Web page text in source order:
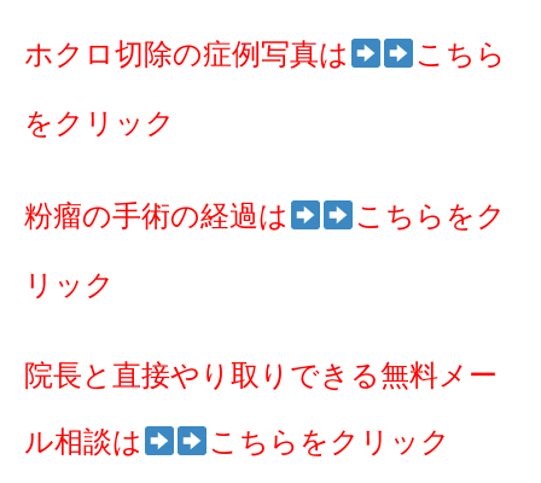
ホクロ切除の症例写真は こちら
をクリック
粉瘤の手術の経過は こちらをク
リック
院長と直接やり取りできる無料メー
ル相談は こちらをクリック